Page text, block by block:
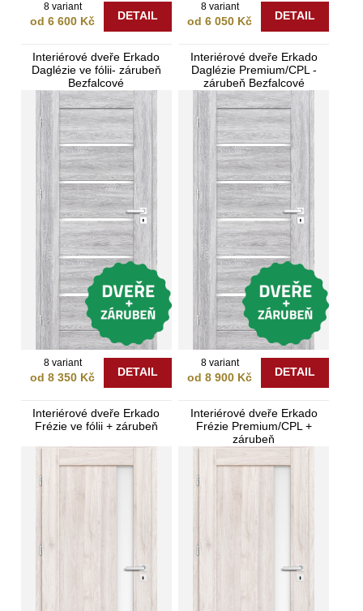
8 variant
od 6 600 Kč DETAIL
8 variant
od 6 050 Kč DETAIL
Interiérové dveře Erkado
Daglézie ve fólii- zárubeň
Bezfalcové
8 variant
od 8 350 Kč DETAIL
Interiérové dveře Erkado
Daglézie Premium/CPL -
zárubeň Bezfalcové
8 variant
od 8 900 Kč DETAIL
Interiérové dveře Erkado
Frézie ve fólii + zárubeň
Interiérové dveře Erkado
Frézie Premium/CPL +
zárubeň